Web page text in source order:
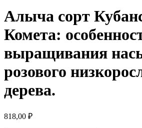
Алыча сорт
Комета:
выращивания
розового
дерева.
818,00 ₽